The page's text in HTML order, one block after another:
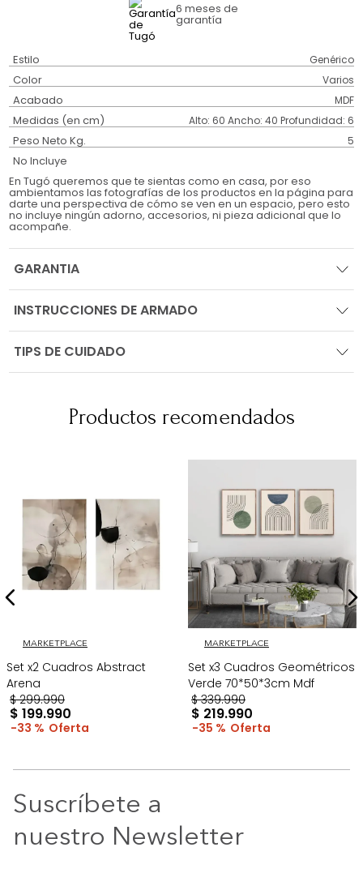
6 meses de
garantía
Estilo Genérico
Color Varios
Acabado MDF
Medidas (en cm) Alto: 60 Ancho: 40 Profundidad: 6
Peso Neto Kg. 5
No Incluye
En Tugó queremos que te sientas como en casa, por eso
ambientamos las fotografías de los productos en la página para
darte una perspectiva de cómo se ven en un espacio, pero esto
no incluye ningún adorno, accesorios, ni pieza adicional que lo
acompañe.
GARANTIA
INSTRUCCIONES DE ARMADO
TIPS DE CUIDADO
Productos recomendados
MARKETPLACE
Set x2 Cuadros Abstract
Arena
$ 299.990
$ 199.990
33 %
MARKETPLACE
Set x3 Cuadros Geométricos
Verde 70*50*3cm Mdf
$ 339.990
$ 219.990
35 %
Suscríbete a
nuestro Newsletter